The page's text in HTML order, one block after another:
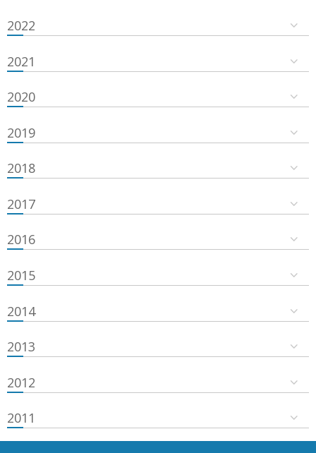
2022
2021
2020
2019
2018
2017
2016
2015
2014
2013
2012
2011